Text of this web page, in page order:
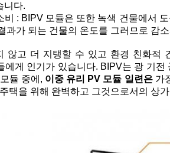
니다.
비 : BIPV 모듈은 또한 녹색 건물에서
과가 되는 건물의 온도를 그러므로 감
않고 더 지탱할 수 있고 환경 친화적
에게 인기가 있습니다. BIPV는 광 기
듈 중에, 이중 유리 PV 모듈 일련은가
택을 위해 완벽하고 그것으로서의 상